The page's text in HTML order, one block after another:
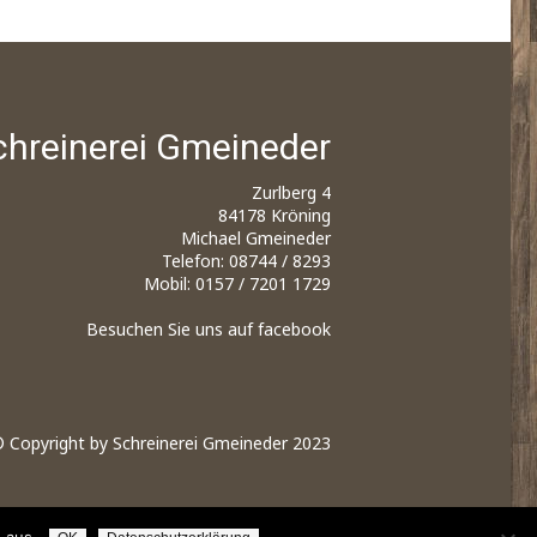
Gmeineder
Zurlberg 4
84178 Kröning
Michael Gmeineder
Telefon: 08744 / 8293
Mobil: 0157 / 7201 1729
Besuchen Sie uns auffacebook
Copyright by Schreinerei Gmeineder 2023